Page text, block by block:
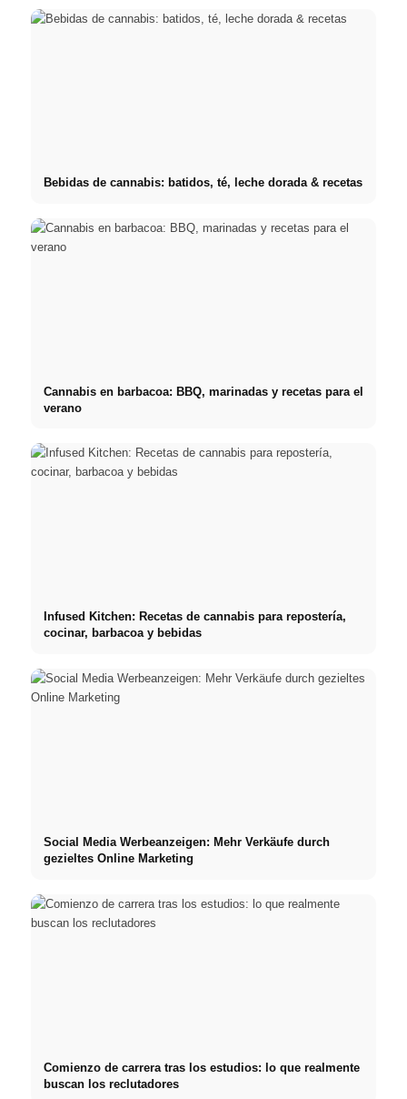
Bebidas de cannabis: batidos, té, leche dorada & recetas
Cannabis en barbacoa: BBQ, marinadas y recetas para el
verano
Infused Kitchen: Recetas de cannabis para repostería,
cocinar, barbacoa y bebidas
Social Media Werbeanzeigen: Mehr Verkäufe durch
gezieltes Online Marketing
Comienzo de carrera tras los estudios: lo que realmente
buscan los reclutadores